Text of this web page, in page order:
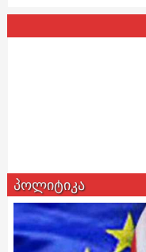
პოლიტიკა